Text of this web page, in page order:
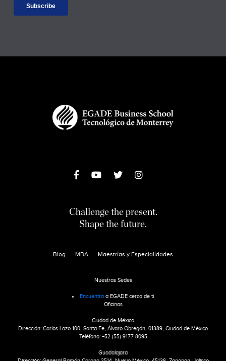
Challenge the present.
Shape the future.
Blog MBA Maestrías y Especialidades
Nuestras Sedes
Encuentra a EGADE cerca de ti
Oficinas
Ciudad de México
Dirección: Carlos Lazo 100, Santa Fe, Álvaro Obregón, 01389, Ciudad de México
Teléfono: +52 (55) 9177 8095
Guadalajara